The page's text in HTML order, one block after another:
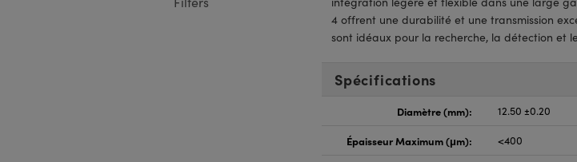
4 offrent une durabilité et une transmission
sont idéaux pour la recherche, la détection et
Spécifications
Diamètre (mm): 12.50 ±0.20
Épaisseur Maximum (μm): <400